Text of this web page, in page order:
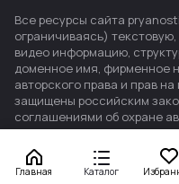
Главная Каталог
Все ресурсы сайта
ограничиваясь)
видео информацию,
доменное имя, фирменное
авторского права и прав
защищены российским
соглашениями об охране